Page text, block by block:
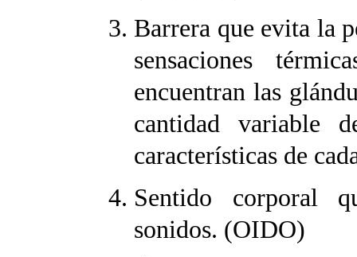
Barrera que evita la
sensaciones
encuentran las
cantidad variable
características de
Sentido corporal
sonidos. (OIDO)